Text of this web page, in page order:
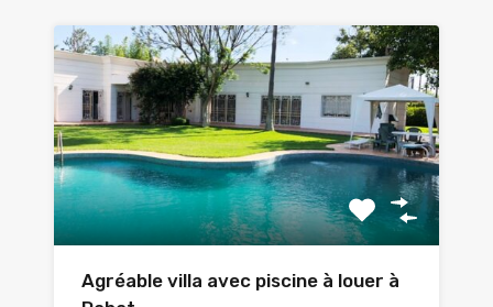
Agréable villa avec piscine à louer à